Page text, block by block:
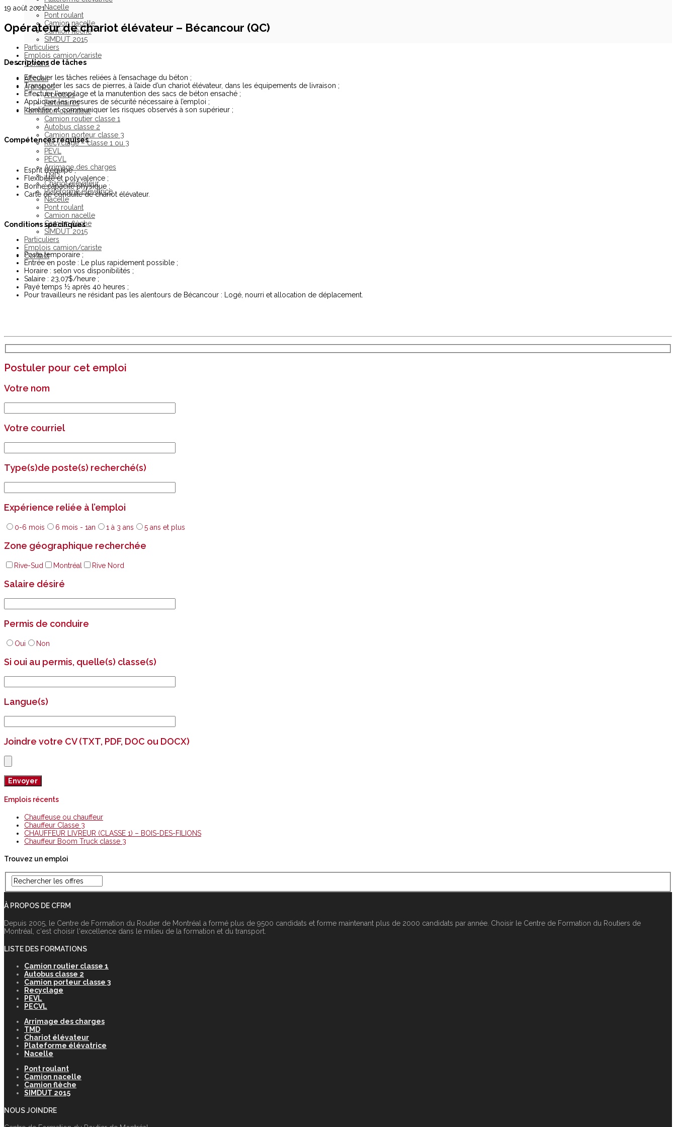
Nacelle
Pont roulant
Camion nacelle
Camion flèche
SIMDUT 2015
Particuliers
Emplois camion/cariste
Contact
Accueil
À propos
À propos
Partenaires
Formation opérateur
Camion routier classe 1
Autobus classe 2
Camion porteur classe 3
Recyclage – classe 1 ou 3
PEVL
PECVL
Arrimage des charges
TMD
Chariot élévateur
Plateforme élévatrice
Nacelle
Pont roulant
Camion nacelle
Camion flèche
SIMDUT 2015
Particuliers
Emplois camion/cariste
Contact
19 août 2021
Opérateur de chariot élévateur – Bécancour (QC)
Descriptions de tâches
Effectuer les tâches reliées à l’ensachage du béton ;
Transporter les sacs de pierres, à l’aide d’un chariot élévateur, dans les équipements de livraison ;
Effectuer l’empilage et la manutention des sacs de béton ensaché ;
Appliquer les mesures de sécurité nécessaire à l’emploi ;
Identifier et communiquer les risques observés à son supérieur ;
Compétences requises
Esprit d’équipe ;
Flexibilité et polyvalence ;
Bonne capacité physique ;
Carte de conduite de chariot élévateur.
Conditions spécifiques
Poste temporaire ;
Entrée en poste : Le plus rapidement possible ;
Horaire : selon vos disponibilités ;
Salaire : 23,07$/heure ;
Payé temps ½ après 40 heures ;
Pour travailleurs ne résidant pas les alentours de Bécancour : Logé, nourri et allocation de déplacement.
Postuler pour cet emploi
Votre nom
Votre courriel
Type(s)de poste(s) recherché(s)
Expérience reliée à l’emploi
0-6 mois 6 mois - 1an 1 à 3 ans 5 ans et plus
Zone géographique recherchée
Rive-Sud Montréal Rive Nord
Salaire désiré
Permis de conduire
Oui Non
Si oui au permis, quelle(s) classe(s)
Langue(s)
Joindre votre CV (TXT, PDF, DOC ou DOCX)
Emplois récents
Chauffeuse ou chauffeur
Chauffeur Classe 3
CHAUFFEUR LIVREUR (CLASSE 1) – BOIS-DES-FILIONS
Chauffeur Boom Truck classe 3
Trouvez un emploi
À PROPOS DE CFRM
Depuis 2005, le Centre de Formation du Routier de Montréal a formé plus de 9500 candidats et forme maintenant plus de 2000 candidats par année. Choisir le Centre de Formation du Routiers de
Montréal, c‘est choisir l‘excellence dans le milieu de la formation et du transport.
LISTE DES FORMATIONS
Camion routier classe 1
Autobus classe 2
Camion porteur classe 3
Recyclage
PEVL
PECVL
Arrimage des charges
TMD
Chariot élévateur
Plateforme élévatrice
Nacelle
Pont roulant
Camion nacelle
Camion flèche
SIMDUT 2015
NOUS JOINDRE